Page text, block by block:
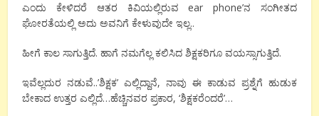
ಎಂದು ಕೇಳಿದರೆ ಆತರ ಕಿವಿಯಲ್ಲಿರುವ ear phone’ನ ಸಂಗೀತದ
ಘೋರತೆಯಲ್ಲಿ ಅದು ಅವನಿಗೆ ಕೇಳುವುದೇ ಇಲ್ಲ..
ಹೀಗೆ ಕಾಲ ಸಾಗುತ್ತಿದೆ. ಹಾಗೆ ನಮಗೆಲ್ಲ ಕಲಿಸಿದ ಶಿಕ್ಷಕರಿಗೂ ವಯಸ್ಸಾಗುತ್ತಿದೆ.
ಇವೆಲ್ಲದುರ ನಡುವೆ..’ಶಿಕ್ಷಕ’ ಎಲ್ಲಿದ್ದಾನೆ, ನಾವು ಈ ಕಾಡುವ ಪ್ರಶ್ನೆಗೆ ಹುಡುಕ
ಬೇಕಾದ ಉತ್ತರ ಎಲ್ಲಿದೆ…ಹೆಚ್ಚಿನವರ ಪ್ರಕಾರ, ‘ಶಿಕ್ಷಕರೆಂದರೆ’…